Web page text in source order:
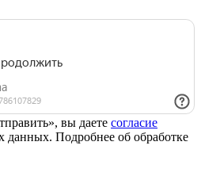
вы даете согласие
данных. Подробнее об обработке